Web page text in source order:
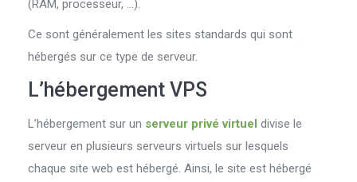
(RAM, processeur, …).
Ce sont généralement les sites standards qui sont
hébergés sur ce type de serveur.
L’hébergement VPS
L’hébergement sur un serveur privé virtuel divise le
serveur en plusieurs serveurs virtuels sur lesquels
chaque site web est hébergé. Ainsi, le site est hébergé